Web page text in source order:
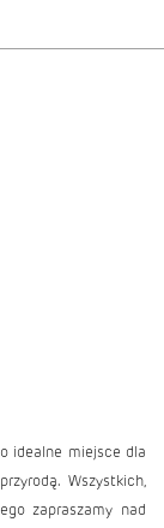
idealne miejsce dla
Wszystkich,
zapraszamy nad